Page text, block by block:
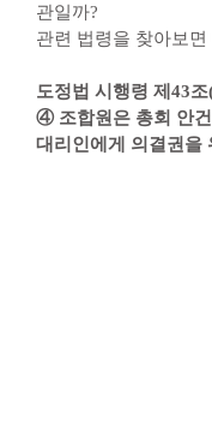
관일까?
관련 법령을 찾아보
도정법 시행령 제43
④ 조합원은 총회 안
대리인에게 의결권을